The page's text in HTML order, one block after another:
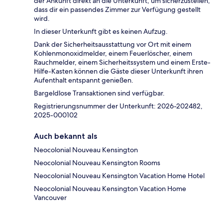
dass dir ein passendes Zimmer zur Verfügung gestellt
wird.
In dieser Unterkunft gibt es keinen Aufzug.
Dank der Sicherheitsausstattung vor Ort mit einem
Kohlenmonoxidmelder, einem Feuerlöscher, einem
Rauchmelder, einem Sicherheitssystem und einem Erste-
Hilfe-Kasten können die Gäste dieser Unterkunft ihren
Aufenthalt entspannt genießen.
Bargeldlose Transaktionen sind verfügbar.
Registrierungsnummer der Unterkunft: 2026-202482,
2025-000102
Auch bekannt als
Neocolonial Nouveau Kensington
Neocolonial Nouveau Kensington Rooms
Neocolonial Nouveau Kensington Vacation Home Hotel
Neocolonial Nouveau Kensington Vacation Home
Vancouver